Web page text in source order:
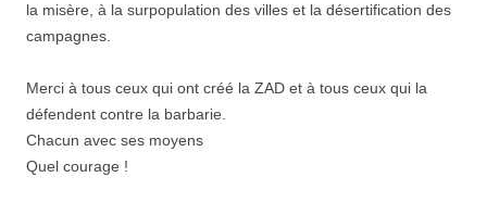
la misère, à la surpopulation des villes et la désertification des
campagnes.
Merci à tous ceux qui ont créé la ZAD et à tous ceux qui la
défendent contre la barbarie.
Chacun avec ses moyens
Quel courage !